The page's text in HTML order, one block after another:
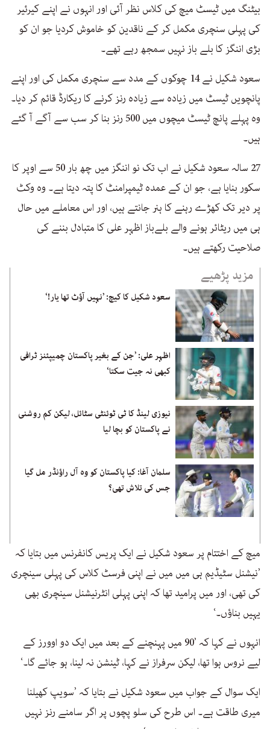
بیٹنگ میں ٹیسٹ میچ کی کلاس نظر آئی اور انہوں نے اپنے کیرئیر
کی پہلی سنچری مکمل کر کے ناقدین کو خاموش کردیا جو ان کو
بڑی اننگز کا بلے باز نہیں سمجھ رہے تھے۔
سعود شکیل نے 14 چوکوں کے مدد سے سنچری مکمل کی اور اپنے
پانچویں ٹیسٹ میں زیادہ سے زیادہ رنز کرنے کا ریکارڈ قائم کر دیا۔
وہ پہلے پانچ ٹیسٹ میچوں میں 500 رنز بنا کر سب سے آگے آ گئے
ہیں۔
27 سالہ سعود شکیل نے اب تک نو اننگز میں چھ بار 50 سے اوپر کا
سکور بنایا ہے، جو ان کے عمدہ ٹیمپرامنٹ کا پتہ دیتا ہے۔ وہ وکٹ
پر دیر تک کھڑے رہنے کا ہنر جانتے ہیں، اور اس معاملے میں حال
ہی میں ریٹائر ہونے والے بلےباز اظہر علی کا متبادل بننے کی
صلاحیت رکھتے ہیں۔
مزید پڑھیے
سعود شکیل کا کیچ: ’نہیں آؤٹ تھا یار!‘
اظہر علی: ’جن کے بغیر پاکستان چمیپئنز ٹرافی
کبھی نہ جیت سکتا‘
نیوزی لینڈ کا ٹی ٹوئنٹی سٹائل، لیکن کم روشنی
نے پاکستان کو بچا لیا
سلمان آغا: کیا پاکستان کو وہ آل راؤنڈر مل گیا
جس کی تلاش تھی؟
میچ کے اختتام پر سعود شکیل نے ایک پریس کانفرنس میں بتایا کہ
’نیشنل سٹیڈیم ہی میں میں نے اپنی فرسٹ کلاس کی پہلی سینچری
کی تھی، اور میں پرامید تھا کہ اپنی پہلی انٹرنیشنل سینچری بھی
یہیں بناؤں۔‘
انہوں نے کہا کہ ’90 میں پہنچنے کے بعد میں ایک دو اوورز کے
لیے نروس ہوا تھا، لیکن سرفراز نے کہا، ٹینشن نہ لینا، ہو جائے گا۔‘
ایک سوال کے جواب میں سعود شکیل نے بتایا کہ ’سویپ کھیلنا
میری طاقت ہے۔ اس طرح کی سلو پچوں پر اگر سامنے رنز نہیں